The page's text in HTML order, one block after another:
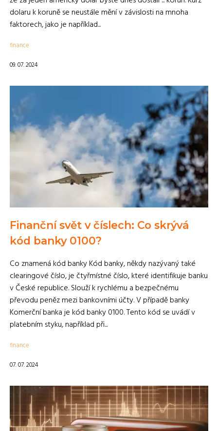
dolaru k koruně se neustále mění v závislosti na mnoha
faktorech, jako je například...
finance
09. 07. 2024
Finanční svět v číslech: Co skrývá
kód banky 0100?
Co znamená kód banky Kód banky, někdy nazývaný také
clearingové číslo, je čtyřmístné číslo, které identifikuje banku
v České republice. Slouží k rychlému a bezpečnému
převodu peněz mezi bankovními účty. V případě banky
Komerční banka je kód banky 0100. Tento kód se uvádí v
platebním styku, například při...
finance
07. 07. 2024